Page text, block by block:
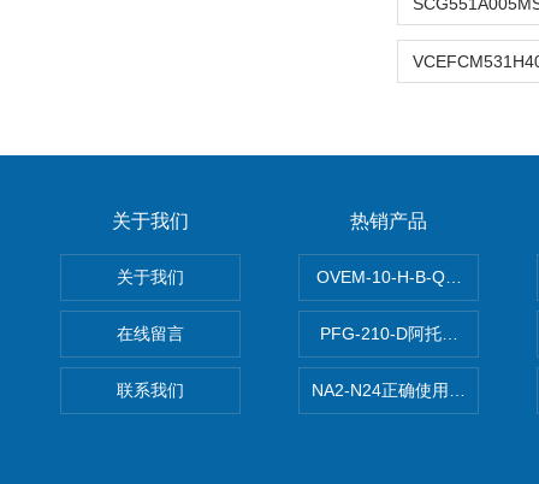
关于我们
关于我们
在线留言
联系我们
热销产品
OVEM-10-H-B-QO-CE-N-2P
PFG-210-D阿托斯ATOS电
NA2-N24正确使用松下安全光